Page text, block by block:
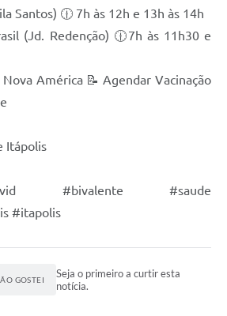
Santos) 🕧 7h às 12h e 13h às 14h
(Jd. Redenção) 🕧7h às 11h30 e
Nova América 📝 Agendar Vacinação
Itápolis
#bivalente #saude
#itapolis
GOSTEI
Seja o primeiro a curtir esta
notícia.